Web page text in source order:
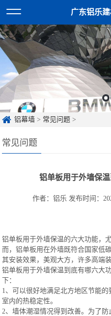
广东铝乐
铝幕墙 > 常见问题 >
常见问题
铝单板用于外墙保
作者：铝乐 发布时间：
铝单板用于外墙保温的六大功能，
而，铝单板用在外墙既符合国家低
其安装效果，美观大方，许多高端
铝单板用于外墙保温到底有哪六大
下：
1、可以很好地满足北方地区节能
室内的热稳定性。
2、墙体潮湿情况得到改善。为了